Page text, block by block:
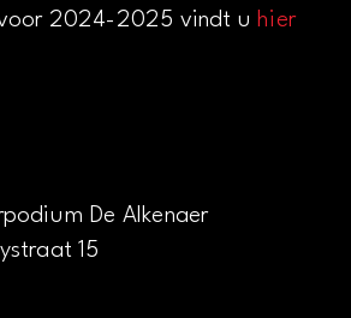
voor 2024-2025 vindt uhier
De Alkenaer
15